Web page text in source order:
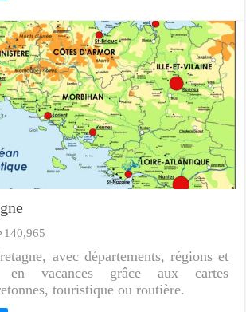
140,965
avec départements, régions et
en vacances grâce aux cartes
touristique ou routière.